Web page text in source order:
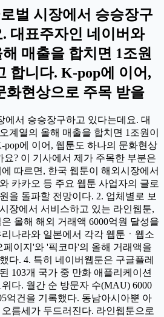
벌 시장에서 승승장구
대표주자인 네이버와
매출을 합치면 1조원
합니다. K-pop에 이어,
화현상으로 주목 받을
에서 승승장구하고 있다는데요. 대
계열의 올해 매출을 합치면 1조원이
pop에 이어, 웹툰도 하나의 문화현상
요? 이 기사에서 제가 주목한 부분은
따르면, 한국 웹툰이 해외시장에서
카카오 등 주요 웹툰 사업자의 글로
을 돌파할 전망이다. 2. 업체별로 보
장에서 서비스하고 있는 라인웹툰,
올해 해외 거래액 6000억원 달성을
나라와 일본에서 각각 웹툰ㆍ웹소
이지'와 '픽코마'의 올해 거래액을
다. 4. 특히 네이버웹툰은 구글플레
103개 국가 중 만화 애플리케이션
다. 월간 순 방문자 수(MAU) 6000
억건을 기록했다. 동남아시아뿐 아
름세가 두드러진다. 라인웹툰으로